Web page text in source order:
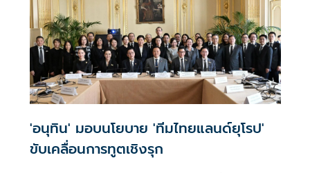
'อนุทิน' มอบนโยบาย 'ทีมไทยแลนด์ยุโรป'
ขับเคลื่อนการทูตเชิงรุก